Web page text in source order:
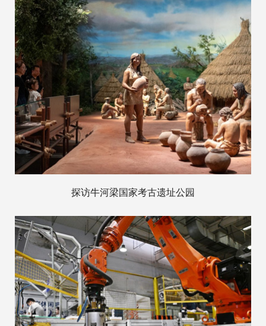
探访牛河梁国家考古遗址公园